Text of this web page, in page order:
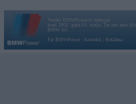
Vortāls BMWPower.lv darbojas
kopš 2002. gada 14. maija. Tas nav auto
BMW AG.
Par BMWPower
Kontakti Reklāma